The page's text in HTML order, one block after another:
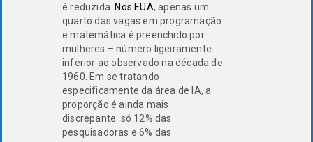
é reduzida. Nos EUA, apenas um
quarto das vagas em programação
e matemática é preenchido por
mulheres – número ligeiramente
inferior ao observado na década de
1960. Em se tratando
especificamente da área de IA, a
proporção é ainda mais
discrepante: só 12% das
pesquisadoras e 6% das